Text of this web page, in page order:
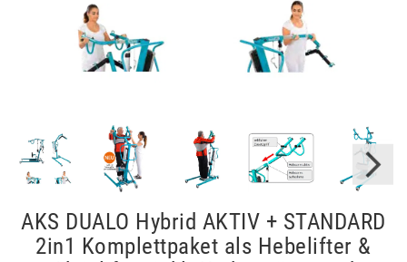
AKS DUALO Hybrid AKTIV + STANDARD
2in1 Komplettpaket als Hebelifter &